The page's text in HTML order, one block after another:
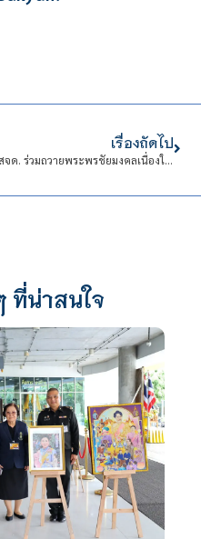
เรื่องถัดไป
สจด. ร่วมถวายพระพรชัยมงคลเนื่องในวันเฉลิมพระชนมพรรษาสมเด็จพระนางเจ้าสุทิดา พัชรสุธาพิมลลักษณ พระบรมราชินี
ที่น่าสนใจ